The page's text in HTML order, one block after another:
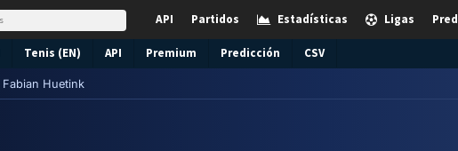
Ligas
Estadísticas
Partidos
API
Tenis (EN) API Premium Predicción CSV
Fabian Huetink